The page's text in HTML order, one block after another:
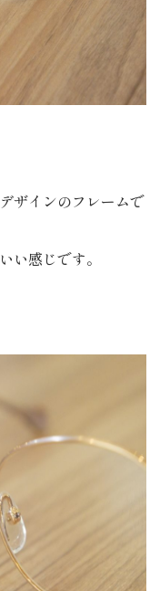
ザインのフレームで
い感じです。